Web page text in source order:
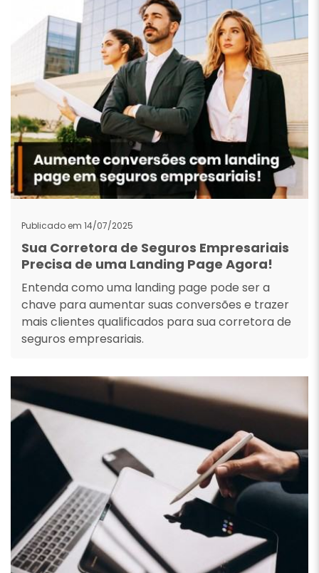
Publicado em 14/07/2025
Sua Corretora de Seguros Empresariais
Precisa de uma Landing Page Agora!
Entenda como uma landing page pode ser a
chave para aumentar suas conversões e trazer
mais clientes qualificados para sua corretora de
seguros empresariais.